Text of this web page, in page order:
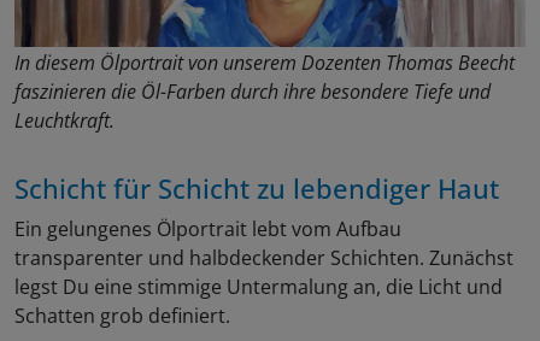
In diesem Ölportrait von unserem Dozenten Thomas Beecht
faszinieren die Öl-Farben durch ihre besondere Tiefe und
Leuchtkraft.
Schicht für Schicht zu lebendiger Haut
Ein gelungenes Ölportrait lebt vom Aufbau
transparenter und halbdeckender Schichten. Zunächst
legst Du eine stimmige Untermalung an, die Licht und
Schatten grob definiert.